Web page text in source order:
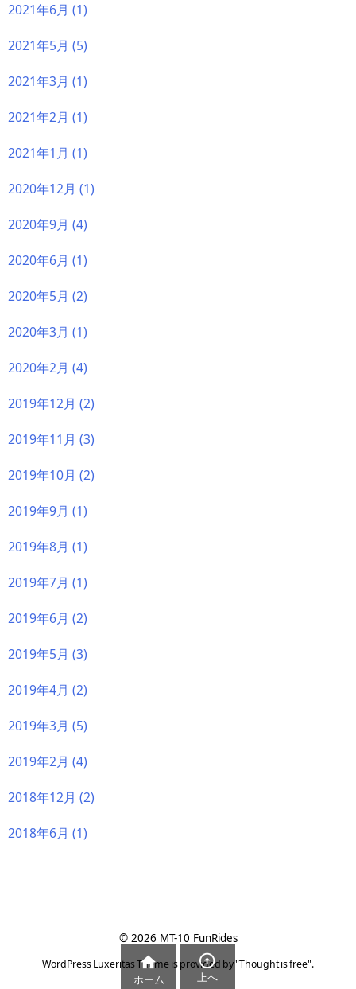
2021年6月 (1)
2021年5月 (5)
2021年3月 (1)
2021年2月 (1)
2021年1月 (1)
2020年12月 (1)
2020年9月 (4)
2020年6月 (1)
2020年5月 (2)
2020年3月 (1)
2020年2月 (4)
2019年12月 (2)
2019年11月 (3)
2019年10月 (2)
2019年9月 (1)
2019年8月 (1)
2019年7月 (1)
2019年6月 (2)
2019年5月 (3)
2019年4月 (2)
2019年3月 (5)
2019年2月 (4)
2018年12月 (2)
2018年6月 (1)
© 2026 MT-10 FunRides
WordPress Luxeritas Theme is provided by "Thought is free".

ホーム

上へ